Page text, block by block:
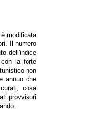
modificata
Il numero
dell'indice
con la forte
non
annuo che
cosa
provvisori